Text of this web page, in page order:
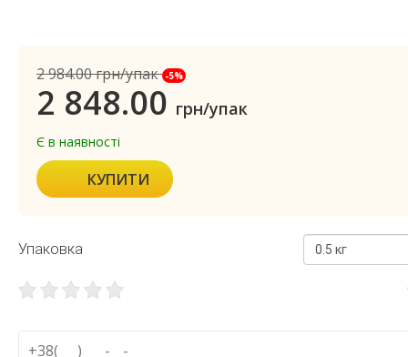
2 984.00грн/упак -5%
2 848.00 грн/упак
Є в наявності
КУПИТИ
Упаковка 0.5 кг